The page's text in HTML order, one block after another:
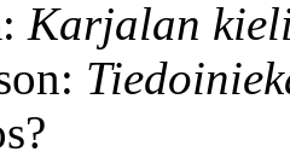
Karjalan